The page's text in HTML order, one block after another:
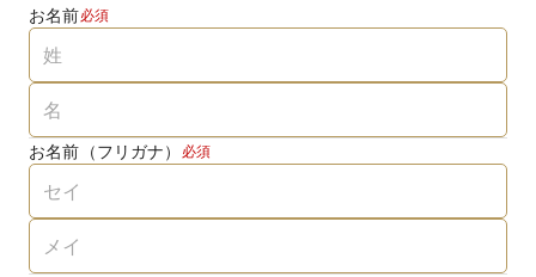
お名前必須
お名前（フリガナ） 必須